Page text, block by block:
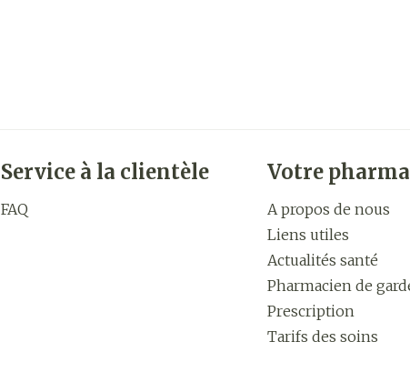
Service à la clientèle
FAQ
Votre
A propos de nous
Liens utiles
Actualités santé
Pharmacien de
Prescription
Tarifs des soins